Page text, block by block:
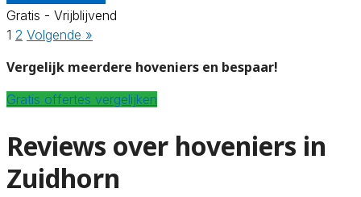
Gratis - Vrijblijvend
1 2 Volgende »
Vergelijk meerdere hoveniers en bespaar!
Gratis offertes vergelijken
Reviews over hoveniers in
Zuidhorn